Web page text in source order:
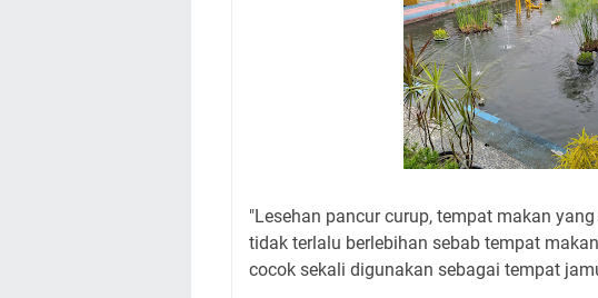
"Lesehan pancur curup, tempat makan
tidak terlalu berlebihan sebab tempat
cocok sekali digunakan sebagai tempat